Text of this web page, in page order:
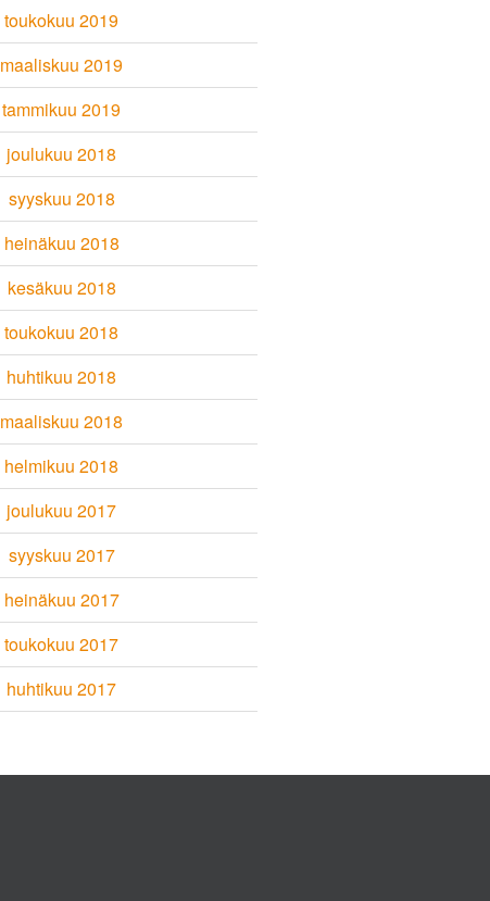
toukokuu 2019
maaliskuu 2019
tammikuu 2019
joulukuu 2018
syyskuu 2018
heinäkuu 2018
kesäkuu 2018
toukokuu 2018
huhtikuu 2018
maaliskuu 2018
helmikuu 2018
joulukuu 2017
syyskuu 2017
heinäkuu 2017
toukokuu 2017
huhtikuu 2017